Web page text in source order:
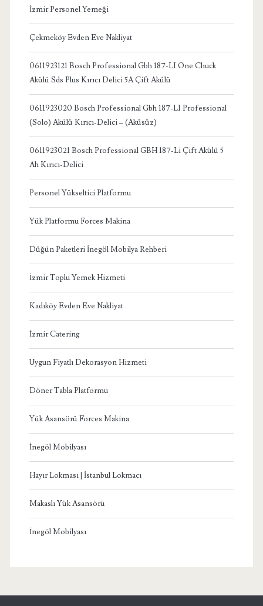
İzmir Personel Yemeği
Çekmeköy Evden Eve Nakliyat
0611923121 Bosch Professional Gbh 187-LI One Chuck
Akülü Sds Plus Kırıcı Delici 5A Çift Akülü
0611923020 Bosch Professional Gbh 187-LI Professional
(Solo) Akülü Kırıcı-Delici – (Aküsüz)
0611923021 Bosch Professional GBH 187-Li Çift Akülü 5
Ah Kırıcı-Delici
Personel Yükseltici Platformu
Yük Platformu Forces Makina
Düğün Paketleri İnegöl Mobilya Rehberi
İzmir Toplu Yemek Hizmeti
Kadıköy Evden Eve Nakliyat
İzmir Catering
Uygun Fiyatlı Dekorasyon Hizmeti
Döner Tabla Platformu
Yük Asansörü Forces Makina
İnegöl Mobilyası
Hayır Lokması | İstanbul Lokmacı
Makaslı Yük Asansörü
İnegöl Mobilyası